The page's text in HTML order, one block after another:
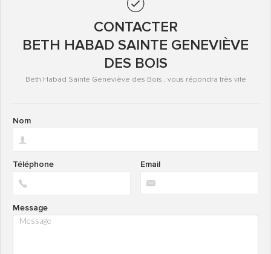
CONTACTER
BETH HABAD SAINTE GENEVIÈVE
DES BOIS
Beth Habad Sainte Geneviève des Bois , vous répondra très vite
Nom
Email
Téléphone
Message